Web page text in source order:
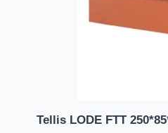
Tellis LODE FTT